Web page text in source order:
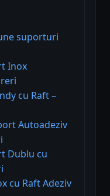
suporturi
Inox
cu Raft –
Autoadeziv
Dublu cu
cu Raft Adeziv